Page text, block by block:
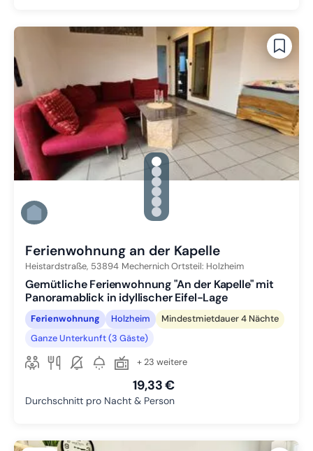
gallery.slide_selector
Zu Slide 1 wechseln
Zu Slide 2 wechseln
Zu Slide 3 wechseln
Zu Slide 4 wechseln
Zu Slide 5 wechseln
Zu Slide 6 wechseln
Ferienwohnung an der Kapelle
Heistardstraße, 53894 Mechernich Ortsteil: Holzheim
Gemütliche Ferienwohnung "An der Kapelle" mit
Panoramablick in idyllischer Eifel-Lage
Ferienwohnung Holzheim
Mindestmietdauer 4 Nächte
Ganze Unterkunft (3 Gäste)
+ 23 weitere
19,33 €
Durchschnitt pro Nacht & Person